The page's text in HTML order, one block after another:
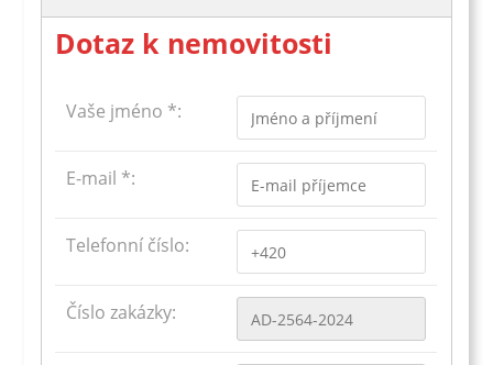
Dotaz k nemovitosti
Vaše jméno *:
E-mail *:
Telefonní číslo:
Číslo zakázky: